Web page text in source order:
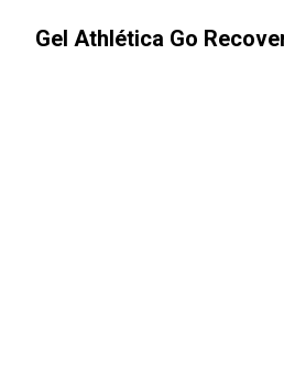
Gel Athlética Go